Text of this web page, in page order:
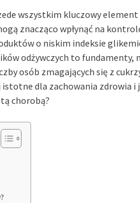
wszystkim kluczowy element
znacząco wpłynąć na
o niskim indeksie
odżywczych to fundamenty,
osób zmagających się z
dla zachowania zdrowia i
chorobą?